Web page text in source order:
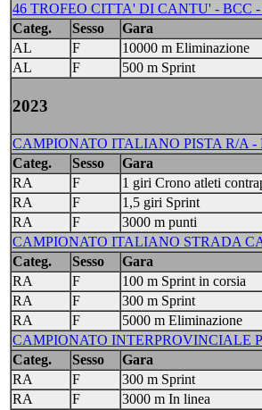
46 TROFEO CITTA' DI CANTU' - BCC
Categ.
Sesso Gara
AL
F 10000 m Eliminazione
AL
F 500 m Sprint
2023
CAMPIONATO ITALIANO PISTA R/A -
Categ.
Sesso Gara
RA
F 1 giri Crono atleti
RA
F 1,5 giri Sprint
RA
F 3000 m punti
CAMPIONATO ITALIANO STRADA
Categ.
Sesso Gara
RA
F 100 m Sprint in corsia
RA
F 300 m Sprint
RA
F 5000 m Eliminazione
CAMPIONATO INTERPROVINCIALE
Categ.
Sesso Gara
RA
F 300 m Sprint
RA
F 3000 m In linea